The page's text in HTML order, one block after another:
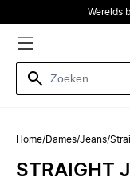
Werelds
Home/Dames/Jeans/
STRAIGHT